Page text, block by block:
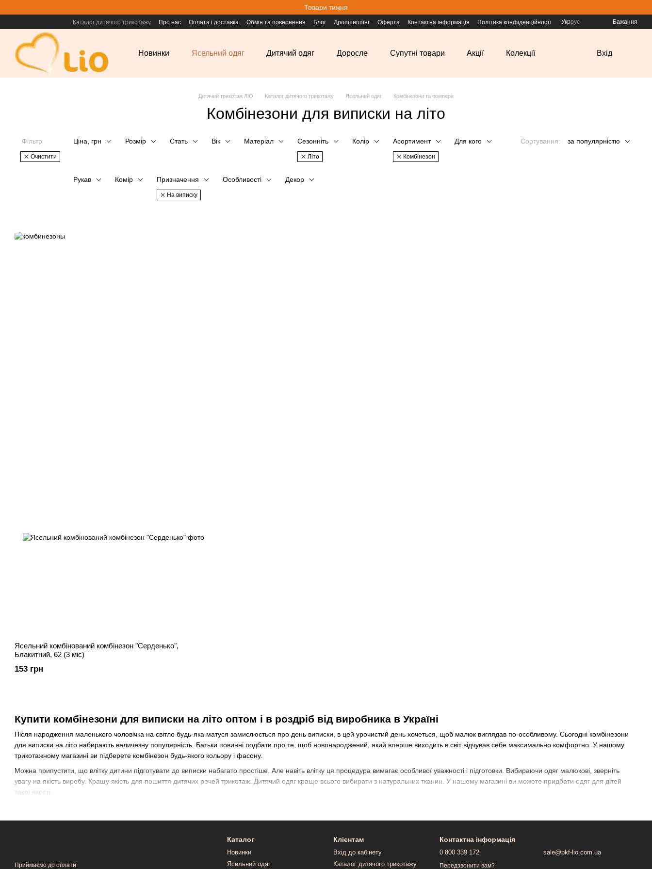
Товари тижня
Каталог дитячого трикотажу Про нас Оплата і доставка Обмін та повернення Блог Дропшиппінг Оферта Контактна інформація Політика конфіденційності Укррус Бажання
Новинки Ясельний одяг Дитячий одяг Доросле Супутні товари Акції Колекції Вхід
Дитячий трикотаж ЛІО Каталог дитячого трикотажу Ясельний одяг Комбінезони та ромпери
Комбінезони для виписки на літо
Фільтр
Очистити
Ціна, грн Розмір Стать Вік Матеріал Сезонніть
Літо
Колір Асортимент
Комбінезон
Для кого
Рукав Комір Призначення
На виписку
Особливості Декор
Сортування: за популярністю
Купити комбінезони для виписки на літо оптом і в роздріб від виробника в Україні
Після народження маленького чоловічка на світло будь-яка матуся замислюється про день виписки, в цей урочистий день хочеться, щоб малюк виглядав по-особливому. Сьогодні комбінезони
для виписки на літо набирають величезну популярність. Батьки повинні подбати про те, щоб новонароджений, який вперше виходить в світ відчував себе максимально комфортно. У нашому
трикотажному магазині ви підберете комбінезон будь-якого кольору і фасону.
Можна припустити, що влітку дитини підготувати до виписки набагато простіше. Але навіть влітку ця процедура вимагає особливої уважності і підготовки. Вибираючи одяг малюкові, зверніть
увагу на якість виробу. Кращу якість для пошиття дитячих речей трикотаж. Дитячий одяг краще всього вибирати з натуральних тканин. У нашому магазині ви можете придбати одяг для дітей
такої якості.
Матеріал такої якості повітропроникний. Тіло дитини дихає і не пітніє.
Повністю прилягає до тіла, що не обмежує рух.
Ясельний комбінований комбінезон "Серденько",
Блакитний, 62 (3 міс)
153 грн
Приймаємо до оплати
Каталог
Новинки
Ясельний одяг
Клієнтам
Вхід до кабінету
Каталог дитячого трикотажу
Контактна інформація
0 800 339 172
Передзвонити вам?
sale@pkf-lio.com.ua